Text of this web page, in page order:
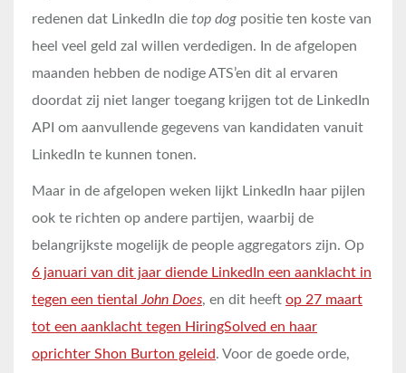
redenen dat LinkedIn die top dog positie ten koste van
heel veel geld zal willen verdedigen. In de afgelopen
maanden hebben de nodige ATS’en dit al ervaren
doordat zij niet langer toegang krijgen tot de LinkedIn
API om aanvullende gegevens van kandidaten vanuit
LinkedIn te kunnen tonen.
Maar in de afgelopen weken lijkt LinkedIn haar pijlen
ook te richten op andere partijen, waarbij de
belangrijkste mogelijk de people aggregators zijn. Op
6 januari van dit jaar diende LinkedIn een aanklacht in
tegen een tiental John Does, en dit heeft op 27 maart
tot een aanklacht tegen HiringSolved en haar
oprichter Shon Burton geleid. Voor de goede orde,